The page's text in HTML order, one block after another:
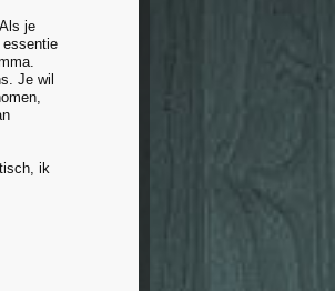
je
essentie
Je wil
ik